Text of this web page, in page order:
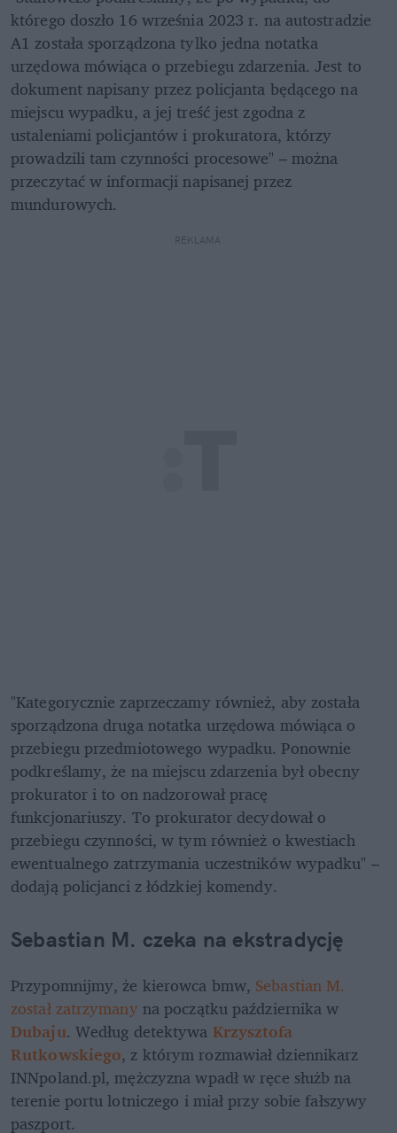
którego doszło 16 września 2023 r. na autostradzie
A1 została sporządzona tylko jedna notatka
urzędowa mówiąca o przebiegu zdarzenia. Jest to
dokument napisany przez policjanta będącego na
miejscu wypadku, a jej treść jest zgodna z
ustaleniami policjantów i prokuratora, którzy
prowadzili tam czynności procesowe" – można
przeczytać w informacji napisanej przez
mundurowych.
REKLAMA
"Kategorycznie zaprzeczamy również, aby została
sporządzona druga notatka urzędowa mówiąca o
przebiegu przedmiotowego wypadku. Ponownie
podkreślamy, że na miejscu zdarzenia był obecny
prokurator i to on nadzorował pracę
funkcjonariuszy. To prokurator decydował o
przebiegu czynności, w tym również o kwestiach
ewentualnego zatrzymania uczestników wypadku" –
dodają policjanci z łódzkiej komendy.
Sebastian M. czeka na ekstradycję
Przypomnijmy, że kierowca bmw, Sebastian M.
został zatrzymany
Dubaju. Według detektywa Krzysztofa
Rutkowskiego, z którym rozmawiał dziennikarz
INNpoland.pl, mężczyzna wpadł w ręce służb na
terenie portu lotniczego i miał przy sobie fałszywy
paszport.